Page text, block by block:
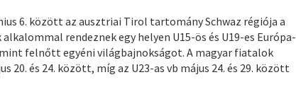
6. között az ausztriai Tirol tartomány Schwaz régiója a
rendeznek egy helyen U15-ös és U19-es Európa-
felnőtt egyéni világbajnokságot. A magyar fiatalok
20. és 24. között, míg az U23-as vb május 24. és 29. között